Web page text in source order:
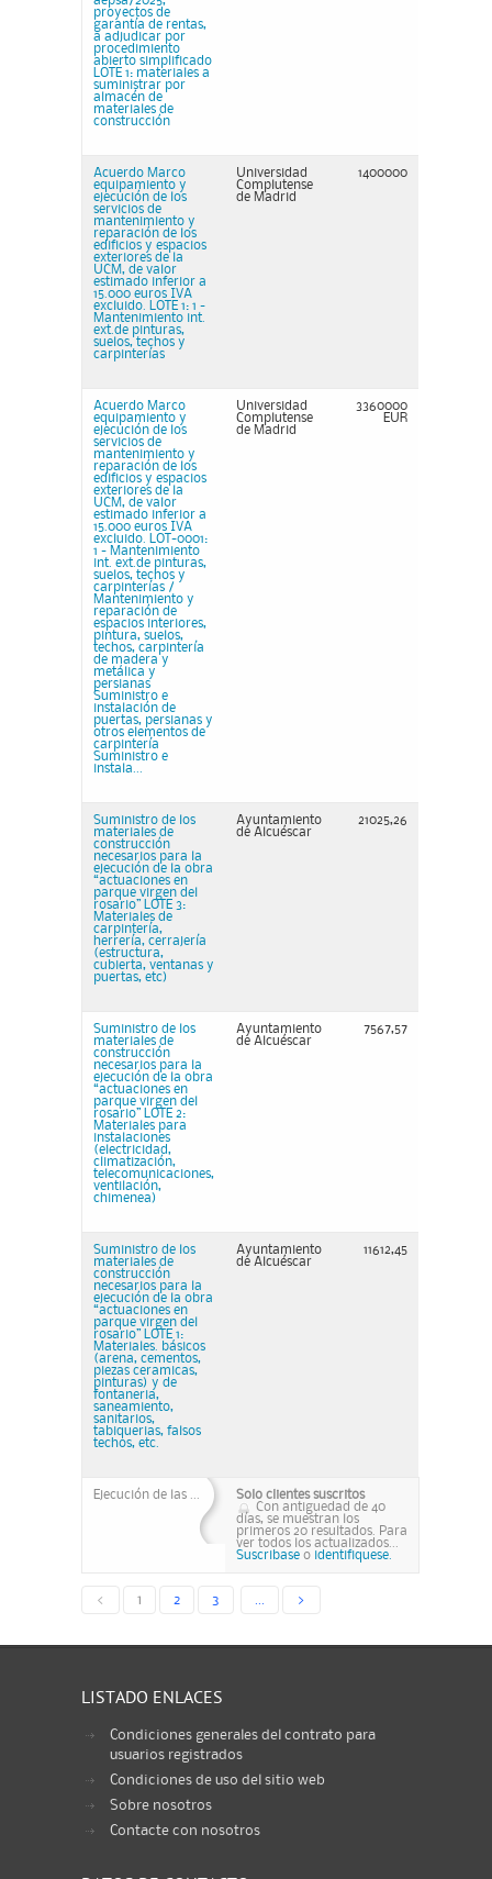
proyectos de
garantía de rentas,
a adjudicar por
procedimiento
abierto simplificado
LOTE 1: materiales a
suministrar por
almacén de
materiales de
construcción
Acuerdo Marco
equipamiento y
ejecución de los
servicios de
mantenimiento y
reparación de los
edificios y espacios
exteriores de la
UCM, de valor
estimado inferior a
15.000 euros IVA
excluido. LOTE 1: 1 -
Mantenimiento int.
ext.de pinturas,
suelos, techos y
carpinterías
Universidad
Complutense
de Madrid
1400000
Acuerdo Marco
equipamiento y
ejecución de los
servicios de
mantenimiento y
reparación de los
edificios y espacios
exteriores de la
UCM, de valor
estimado inferior a
15.000 euros IVA
excluido. LOT-0001:
1 - Mantenimiento
int. ext.de pinturas,
suelos, techos y
carpinterías /
Mantenimiento y
reparación de
espacios interiores,
pintura, suelos,
techos, carpintería
de madera y
metálica y
persianas
Suministro e
instalación de
puertas, persianas y
otros elementos de
carpintería
Suministro e
instala...
Universidad
Complutense
de Madrid
3360000
EUR
Suministro de los
materiales de
construcción
necesarios para la
ejecución de la obra
“actuaciones en
parque virgen del
rosario” LOTE 3:
Materiales de
carpintería,
herrería, cerrajería
(estructura,
cubierta, ventanas y
puertas, etc)
Ayuntamiento
de Alcuéscar
21025,26
Suministro de los
materiales de
construcción
necesarios para la
ejecución de la obra
“actuaciones en
parque virgen del
rosario” LOTE 2:
Materiales para
instalaciones
(electricidad,
climatización,
telecomunicaciones,
ventilación,
chimenea)
Ayuntamiento
de Alcuéscar
7567,57
Suministro de los
materiales de
construcción
necesarios para la
ejecución de la obra
“actuaciones en
parque virgen del
rosario” LOTE 1:
Materiales. básicos
(arena, cementos,
piezas ceramicas,
pinturas) y de
fontaneria,
saneamiento,
sanitarios,
tabiquerias, falsos
techos, etc.
Ayuntamiento
de Alcuéscar
11612,45
Ejecución de las ...
Solo clientes suscritos
Con antiguedad de 40
días, se muestran los
primeros 20 resultados. Para
ver todos los actualizados...
Suscribase o identifiquese.
< 1 2 3 >
LISTADO ENLACES
Condiciones generales del contrato para
usuarios registrados
Condiciones de uso del sitio web
Sobre nosotros
Contacte con nosotros